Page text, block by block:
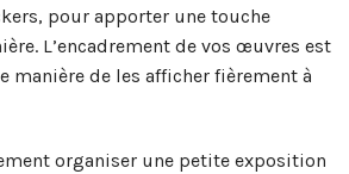
pour apporter une touche
L’encadrement de vos œuvres est
manière de les afficher fièrement à
organiser une petite exposition